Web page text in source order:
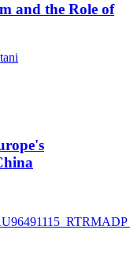
and the Role of